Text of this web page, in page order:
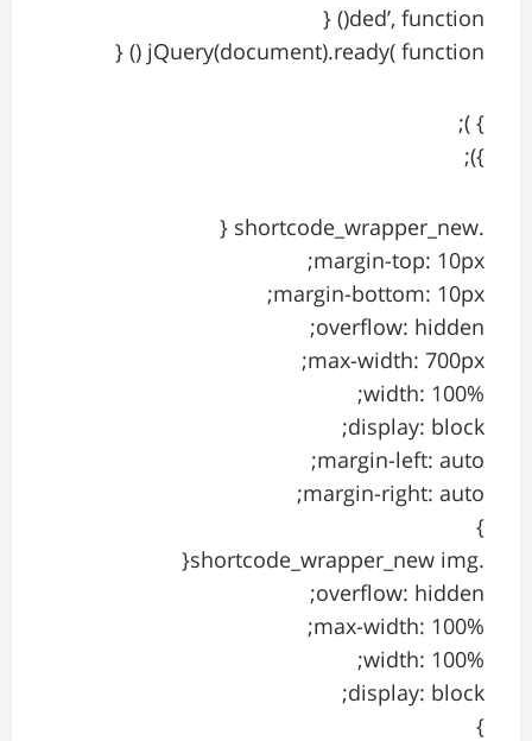
ded’, function() {
jQuery(document).ready( function () {
} );
});
.shortcode_wrapper_new {
margin-top: 10px;
margin-bottom: 10px;
overflow: hidden;
max-width: 700px;
width: 100%;
display: block;
margin-left: auto;
margin-right: auto;
}
.shortcode_wrapper_new img{
overflow: hidden;
max-width: 100%;
width: 100%;
display: block;
}